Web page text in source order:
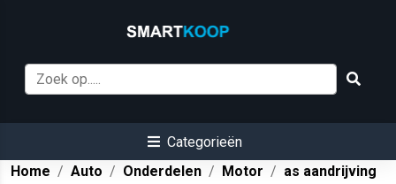
Categorieën
Home
Auto Onderdelen Motor
as aandrijving